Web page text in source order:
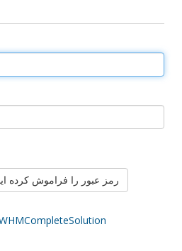
رمز عبور را فراموش کرده